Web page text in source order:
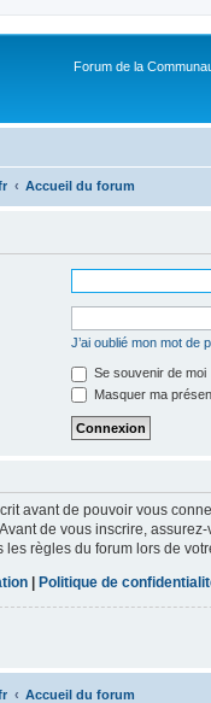
Forum de la
Accueil du forum
J’ai oublié mon mot de
Se souvenir de moi
Masquer ma
avant de pouvoir vous
de vous inscrire,
les règles du forum lors de
| Politique de
Accueil du forum